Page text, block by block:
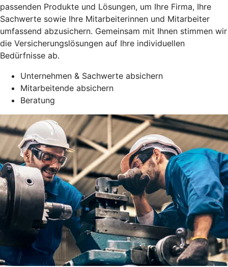
passenden Produkte und Lösungen, um Ihre Firma, Ihre
Sachwerte sowie Ihre Mitarbeiterinnen und Mitarbeiter
umfassend abzusichern. Gemeinsam mit Ihnen stimmen wir
die Versicherungslösungen auf Ihre individuellen
Bedürfnisse ab.
Unternehmen & Sachwerte absichern
Mitarbeitende absichern
Beratung